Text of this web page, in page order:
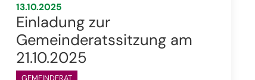
13.10.2025
Einladung zur
Gemeinderatssitzung am
21.10.2025